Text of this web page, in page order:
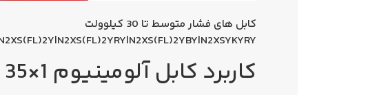
كابل های فشار متوسط تا 30 کیلوولت
كاربرد کابل آلومینیوم 1×35 فشار متوسط